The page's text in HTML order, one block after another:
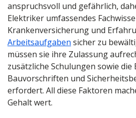
anspruchsvoll und gefährlich,
Elektriker umfassendes
Krankenversicherung und
Arbeitsaufgaben sicher zu
müssen sie ihre Zulassung
zusätzliche Schulungen sowie
Bauvorschriften und
erfordert. All diese Faktoren
Gehalt wert.